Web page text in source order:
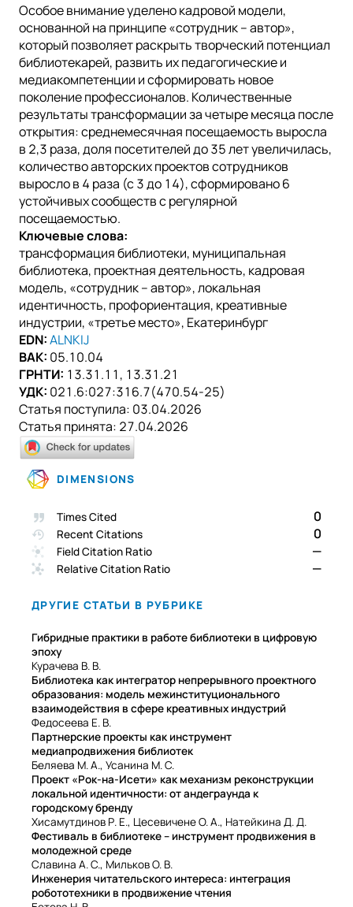
Особое внимание уделено кадровой модели,
основанной на принципе «сотрудник – автор»,
который позволяет раскрыть творческий потенциал
библиотекарей, развить их педагогические и
медиакомпетенции и сформировать новое
поколение профессионалов. Количественные
результаты трансформации за четыре месяца после
открытия: среднемесячная посещаемость выросла
в 2,3 раза, доля посетителей до 35 лет увеличилась,
количество авторских проектов сотрудников
выросло в 4 раза (с 3 до 14), сформировано 6
устойчивых сообществ с регулярной
посещаемостью.
Ключевые слова:
трансформация библиотеки, муниципальная
библиотека, проектная деятельность, кадровая
модель, «сотрудник – автор», локальная
идентичность, профориентация, креативные
индустрии, «третье место», Екатеринбург
EDN:ALNKIJ
ВАК: 05.10.04
ГРНТИ: 13.31.11, 13.31.21
УДК: 021.6:027:316.7(470.54-25)
Статья поступила: 03.04.2026
Статья принята: 27.04.2026
DIMENSIONS
Times Cited 0
Recent Citations 0
Field Citation Ratio —
Relative Citation Ratio —
ДРУГИЕ СТАТЬИ В РУБРИКЕ
Гибридные практики в работе библиотеки в цифровую
эпоху
Курачева В. В.
Библиотека как интегратор непрерывного проектного
образования: модель межинституционального
взаимодействия в сфере креативных индустрий
Федосеева Е. В.
Партнерские проекты как инструмент
медиапродвижения библиотек
Беляева М. А., Усанина М. С.
Проект «Рок-на-Исети» как механизм реконструкции
локальной идентичности: от андеграунда к
городскому бренду
Хисамутдинов Р. Е., Цесевичене О. А., Натейкина Д. Д.
Фестиваль в библиотеке – инструмент продвижения в
молодежной среде
Славина А. С., Мильков О. В.
Инженерия читательского интереса: интеграция
робототехники в продвижение чтения